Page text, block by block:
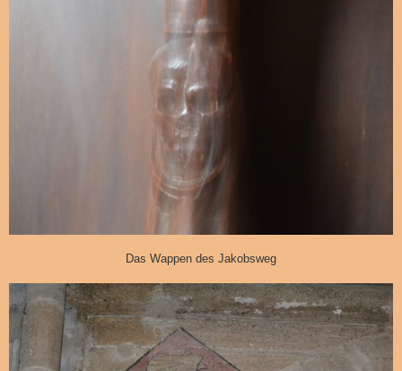
Das Wappen des Jakobsweg